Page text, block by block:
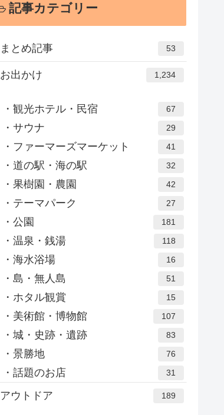
記事カテゴリー
まとめ記事 53
お出かけ 1,234
観光ホテル・民宿 67
サウナ 29
ファーマーズマーケット 41
道の駅・海の駅 32
果樹園・農園 42
テーマパーク 27
公園 181
温泉・銭湯 118
海水浴場 16
島・無人島 51
ホタル観賞 15
美術館・博物館 107
城・史跡・遺跡 83
景勝地 76
話題のお店 31
アウトドア 189